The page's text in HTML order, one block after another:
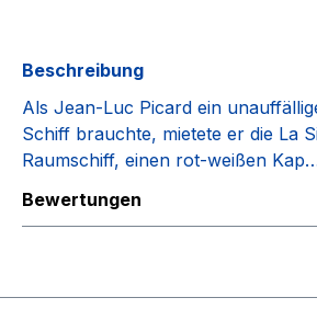
Beschreibung
Als Jean-Luc Picard ein
Schiff brauchte, mietete er die La
Raumschiff, einen rot-weißen
Bewertungen